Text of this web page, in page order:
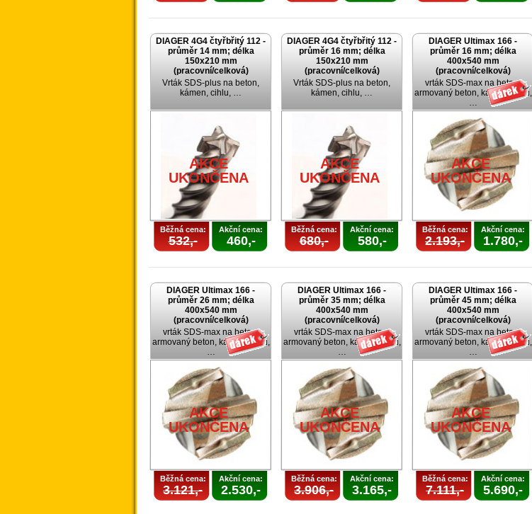
DIAGER 4G4 čtyřbřitý 112 -
průměr 14 mm; délka
150x210 mm
(pracovní/celková)
Vrták SDS-plus na beton,
kámen, cihlu, …
AKCE
UKONČENA
Běžná cena:
532,-
Akční cena:
460,-
DIAGER 4G4 čtyřbřitý 112 -
průměr 16 mm; délka
150x210 mm
(pracovní/celková)
Vrták SDS-plus na beton,
kámen, cihlu, …
AKCE
UKONČENA
Běžná cena:
680,-
Akční cena:
580,-
DIAGER Ultimax 166 -
průměr 16 mm; délka
400x540 mm
(pracovní/celková)
vrták SDS-max na beton,
armovaný beton, kámen, cihlu,
…
AKCE
UKONČENA
Běžná cena:
2.193,-
Akční cena:
1.780,-
DIAGER Ultimax 166 -
průměr 26 mm; délka
400x540 mm
(pracovní/celková)
vrták SDS-max na beton,
armovaný beton, kámen, cihlu,
…
AKCE
UKONČENA
Běžná cena:
3.121,-
Akční cena:
2.530,-
DIAGER Ultimax 166 -
průměr 35 mm; délka
400x540 mm
(pracovní/celková)
vrták SDS-max na beton,
armovaný beton, kámen, cihlu,
…
AKCE
UKONČENA
Běžná cena:
3.906,-
Akční cena:
3.165,-
DIAGER Ultimax 166 -
průměr 45 mm; délka
400x540 mm
(pracovní/celková)
vrták SDS-max na beton,
armovaný beton, kámen, cihlu,
…
AKCE
UKONČENA
Běžná cena:
7.111,-
Akční cena:
5.690,-